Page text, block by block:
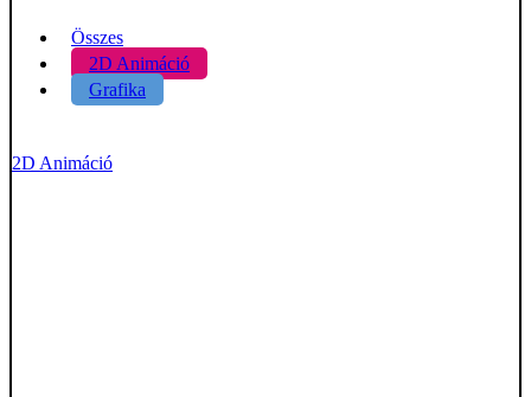
Összes
2D Animáció
Grafika
2D Animáció